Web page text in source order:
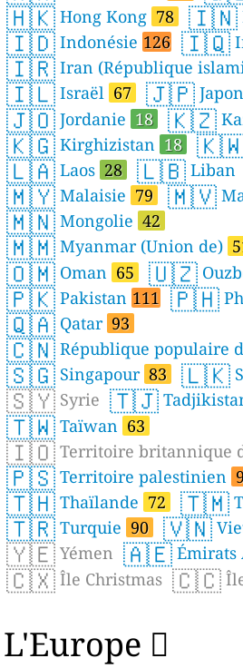
🇭🇰 Hong Kong 78 🇮🇳
🇮🇩 Indonésie 126 🇮🇶
🇮🇷 Iran (République
🇮🇱 Israël 67 🇯🇵 Japon
🇯🇴 Jordanie 18 🇰🇿
🇰🇬 Kirghizistan 18
🇱🇦 Laos 28 🇱🇧 Liban
🇲🇾 Malaisie 79 🇲🇻
🇲🇳 Mongolie 42
🇲🇲 Myanmar (Union de)
🇴🇲 Oman 65 🇺🇿
🇵🇰 Pakistan 111 🇵🇭
🇶🇦 Qatar 93
🇨🇳 République populaire
🇸🇬 Singapour 83 🇱🇰
🇸🇾 Syrie 🇹🇯
🇹🇼 Taïwan 63
🇮🇴 Territoire britannique
🇵🇸 Territoire palestinien
🇹🇭 Thaïlande 72 🇹🇲
🇹🇷 Turquie 90 🇻🇳
🇾🇪 Yémen 🇦🇪 Émirats
🇨🇽 Île Christmas 🇨🇨
L'Europe 